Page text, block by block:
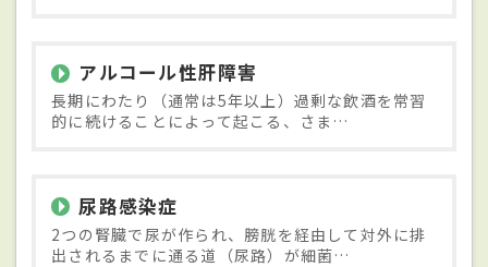
アルコール性肝障害
長期にわたり（通常は5年以上）過剰な飲酒を常習
的に続けることによって起こる、さま…
尿路感染症
2つの腎臓で尿が作られ、膀胱を経由して対外に排
出されるまでに通る道（尿路）が細菌…